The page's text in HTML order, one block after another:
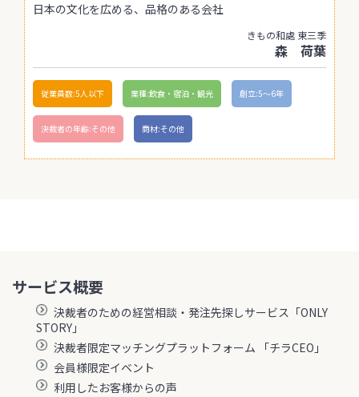
日本の文化を広める、品格のある会社
きもの和處 東三季
森 荷葉
従業員数:5人以下 業種:飲食・宿泊・観光 創立:5〜6年
決裁者の年齢:その他 商材:その他
サービス概要
決裁者のための経営相談・発注先探しサービス「ONLY
STORY」
決裁者限定マッチングプラットフォーム 「チラCEO」
会員様限定イベント
利用したお客様からの声